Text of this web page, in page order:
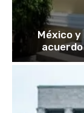
México